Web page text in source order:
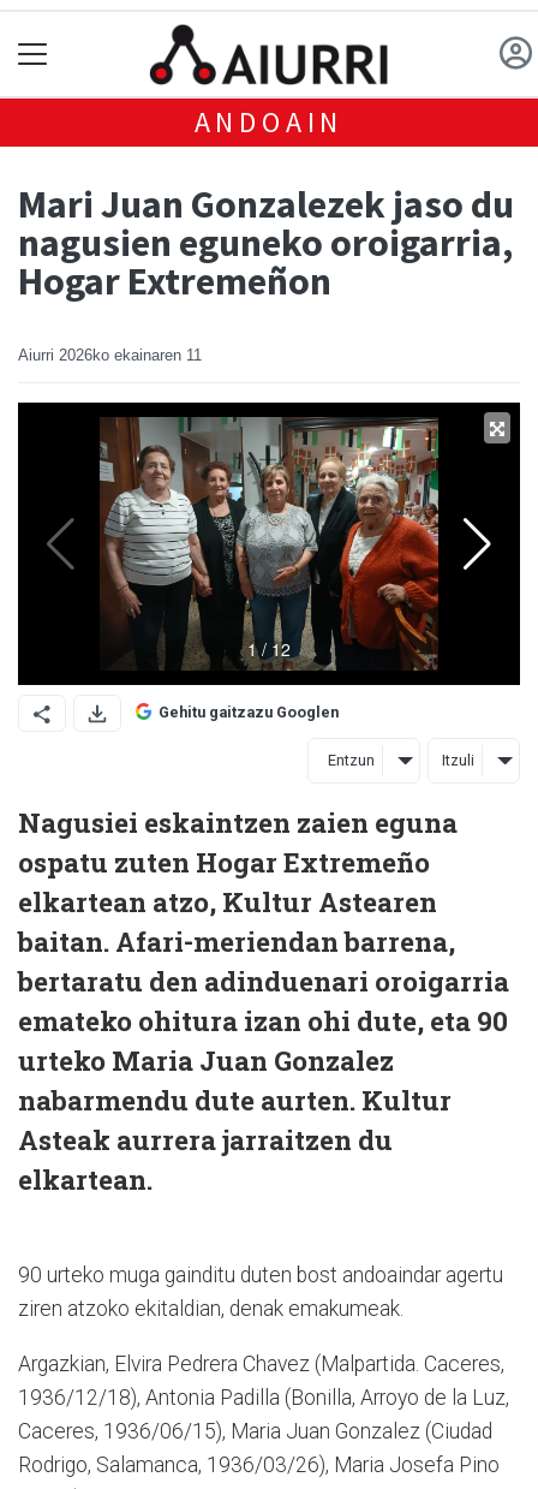
ANDOAIN
Mari Juan Gonzalezek jaso du
nagusien eguneko oroigarria,
Hogar Extremeñon
Aiurri 2026ko ekainaren 11
Gehitu gaitzazu Googlen
Entzun Itzuli
Nagusiei eskaintzen zaien eguna
ospatu zuten Hogar Extremeño
elkartean atzo, Kultur Astearen
baitan. Afari-meriendan barrena,
bertaratu den adinduenari oroigarria
emateko ohitura izan ohi dute, eta 90
urteko Maria Juan Gonzalez
nabarmendu dute aurten. Kultur
Asteak aurrera jarraitzen du
elkartean.
90 urteko muga gainditu duten bost andoaindar agertu
ziren atzoko ekitaldian, denak emakumeak.
Argazkian, Elvira Pedrera Chavez (Malpartida. Caceres,
1936/12/18), Antonia Padilla (Bonilla, Arroyo de la Luz,
Caceres, 1936/06/15), Maria Juan Gonzalez (Ciudad
Rodrigo, Salamanca, 1936/03/26), Maria Josefa Pino